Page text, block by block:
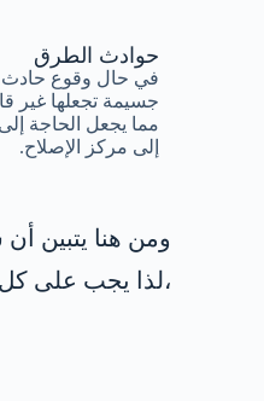
حوادث الطرق
في حال وقوع حادث
جسيمة تجعلها غير
مما يجعل الحاجة إلى
إلى مركز الإصلاح.
ومن هنا يتبين
،لذا يجب على